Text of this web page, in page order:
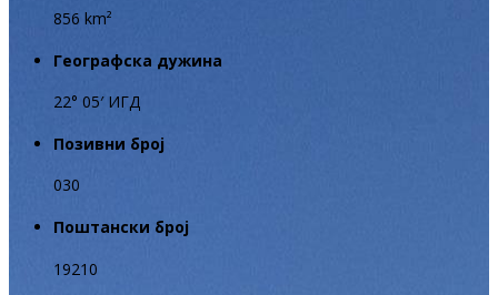
856 km²
Географска дужина
22° 05′ ИГД
Позивни број
030
Поштански број
19210